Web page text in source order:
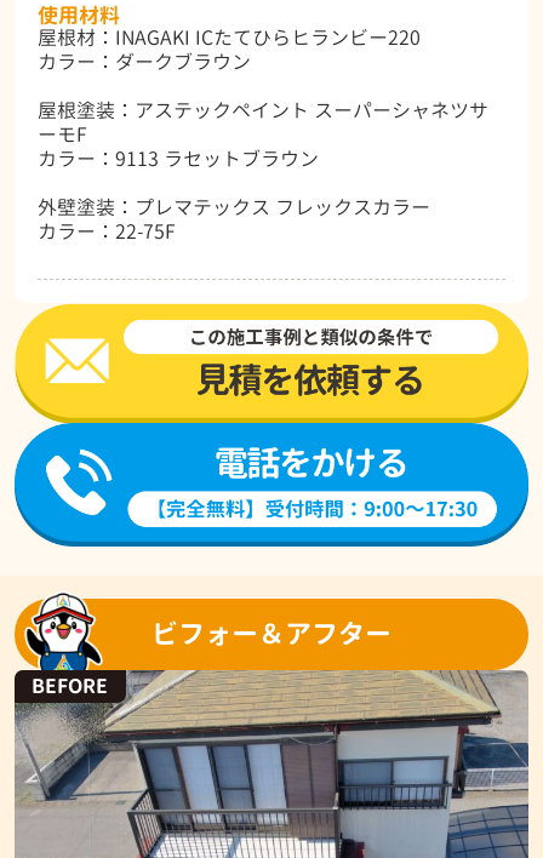
使用材料
屋根材：INAGAKI ICたてひらヒランビー220
カラー：ダークブラウン
屋根塗装：アステックペイント スーパーシャネツサ
ーモF
カラー：9113 ラセットブラウン
外壁塗装：プレマテックス フレックスカラー
カラー：22-75F
ビフォー＆アフター